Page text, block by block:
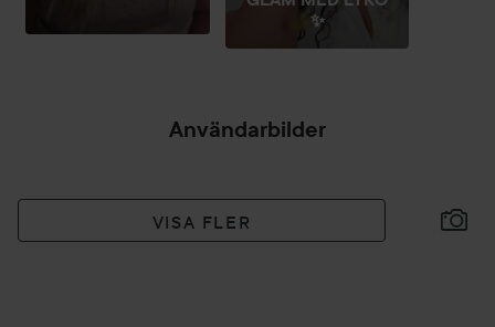
✨
Användarbilder
VISA FLER